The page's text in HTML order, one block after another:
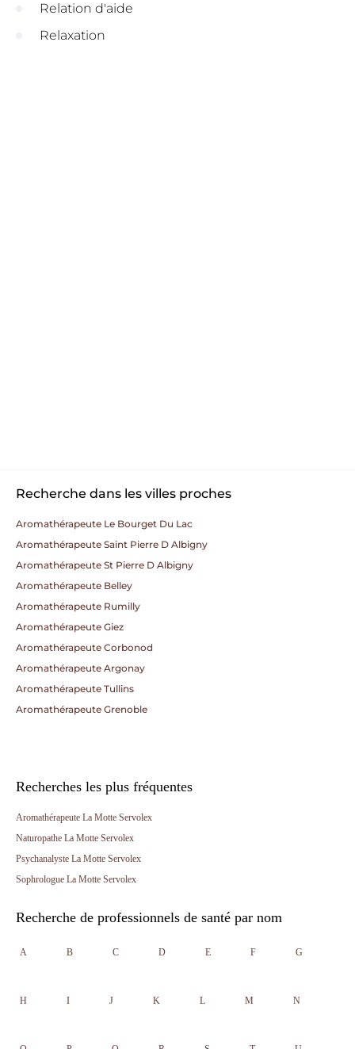
Relation d'aide
Relaxation
Recherche dans les villes proches
Aromathérapeute Le Bourget Du Lac
Aromathérapeute Saint Pierre D Albigny
Aromathérapeute St Pierre D Albigny
Aromathérapeute Belley
Aromathérapeute Rumilly
Aromathérapeute Giez
Aromathérapeute Corbonod
Aromathérapeute Argonay
Aromathérapeute Tullins
Aromathérapeute Grenoble
Recherches les plus fréquentes
Aromathérapeute La Motte Servolex
Naturopathe La Motte Servolex
Psychanalyste La Motte Servolex
Sophrologue La Motte Servolex
Recherche de professionnels de santé par nom
A B C D E F G
H I J K L M N